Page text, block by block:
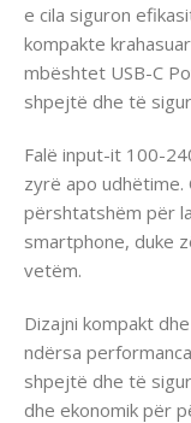
e cila siguron
kompakte
mbështet USB-C
shpejtë dhe të
Falë input-it 100-
zyrë apo
përshtatshëm për
smartphone, duke
vetëm.
Dizajni kompakt
ndërsa
shpejtë dhe të
dhe ekonomik për